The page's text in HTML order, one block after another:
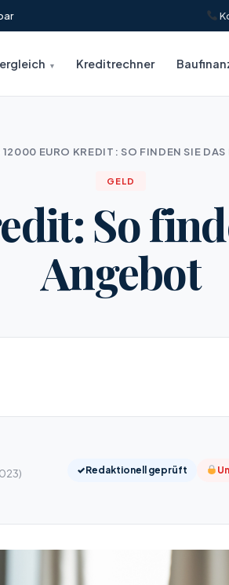
Kreditrechner
12000 EURO KREDIT: SO FINDEN SIE DAS
GELD
So
Angebot
✓Redaktionell geprüft